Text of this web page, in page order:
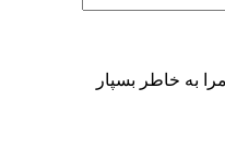
مرا به خاطر بسپار